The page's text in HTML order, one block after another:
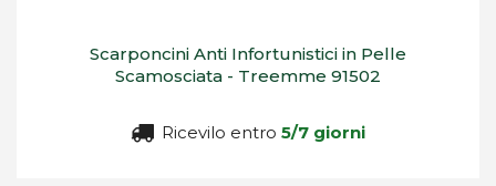
Scarponcini Anti Infortunistici in Pelle
Scamosciata - Treemme 91502
Ricevilo entro 5/7 giorni